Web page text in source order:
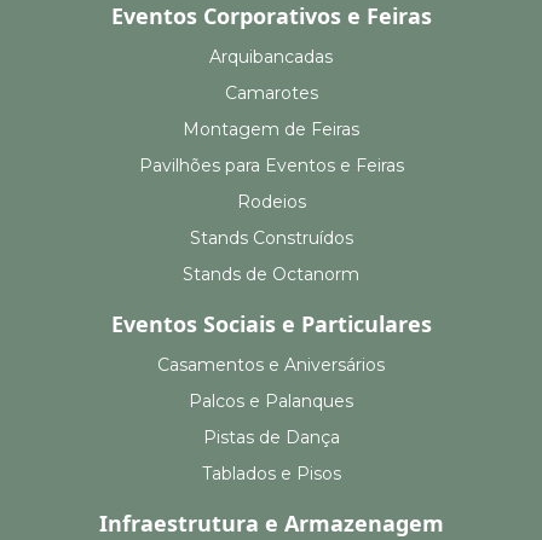
Eventos Corporativos e Feiras
Arquibancadas
Camarotes
Montagem de Feiras
Pavilhões para Eventos e Feiras
Rodeios
Stands Construídos
Stands de Octanorm
Eventos Sociais e Particulares
Casamentos e Aniversários
Palcos e Palanques
Pistas de Dança
Tablados e Pisos
Infraestrutura e Armazenagem